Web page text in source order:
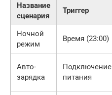
Название
сценария
Триггер
Ночной
режим
Время (23:00)
Авто-
зарядка
Подключение
питания